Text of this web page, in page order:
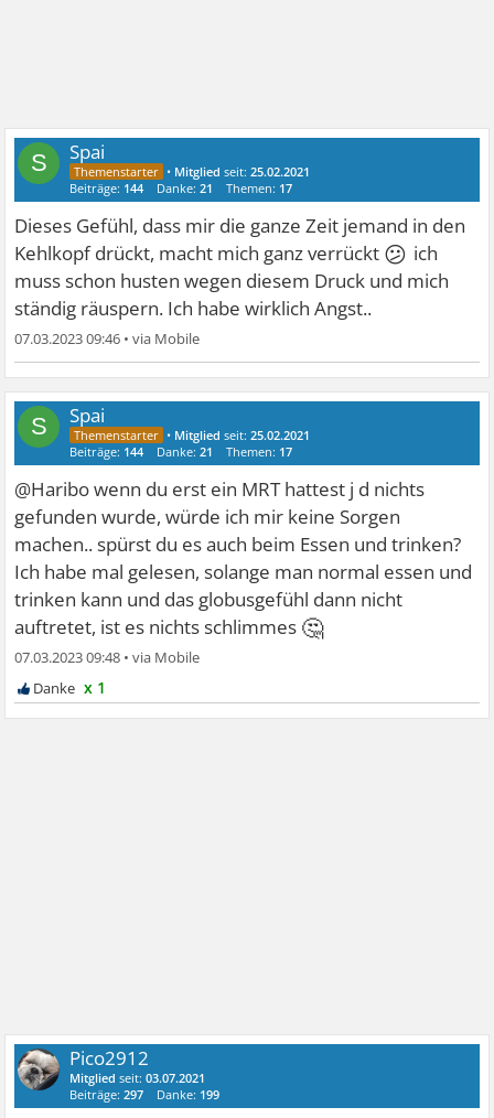
S Spai
• Mitglied seit:25.02.2021
Beiträge: 144 Danke:21 Themen: 17
Dieses Gefühl, dass mir die ganze Zeit jemand in den
Kehlkopf drückt, macht mich ganz verrückt 😕 ich
muss schon husten wegen diesem Druck und mich
ständig räuspern. Ich habe wirklich Angst..
07.03.2023 09:46 •
S Spai
• Mitglied seit:25.02.2021
Beiträge: 144 Danke:21 Themen: 17
@Haribo wenn du erst ein MRT hattest j d nichts
gefunden wurde, würde ich mir keine Sorgen
machen.. spürst du es auch beim Essen und trinken?
Ich habe mal gelesen, solange man normal essen und
trinken kann und das globusgefühl dann nicht
auftretet, ist es nichts schlimmes 🤔
07.03.2023 09:48 •
x 1
Pico2912
Mitglied seit:03.07.2021
Beiträge:297 Danke: 199